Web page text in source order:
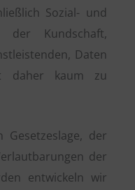
Sozial- und
der Kundschaft,
Daten
daher kaum zu
der
der
entwickeln wir